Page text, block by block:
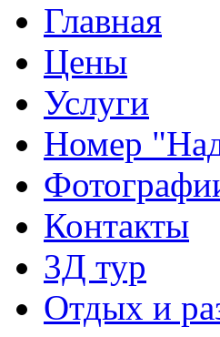
Главная
Цены
Услуги
Номер
Контакты
3Д тур
Отдых и